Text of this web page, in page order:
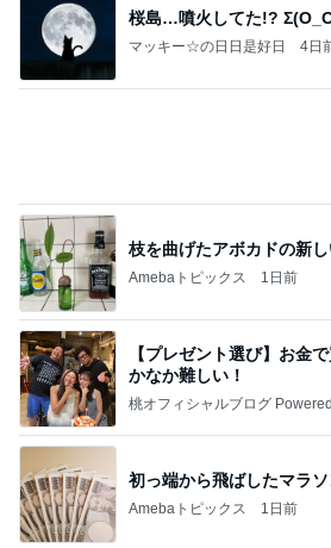
桜島…噴火してた!?
マッキー☆の日日是好日 4日
枝を曲げたアボカドの新
Amebaトピックス 1日前
【プレゼント選び】お金
かなか難しい！
桃オフィシャルブログ
初っ端から飛ばしたマラ
Amebaトピックス 1日前